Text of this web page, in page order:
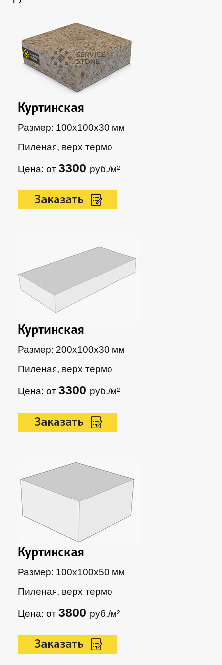
Куртинская
Размер: 100х100х30 мм
Пиленая, верх термо
Цена: от3300 руб./м²
Куртинская
Размер: 200х100х30 мм
Пиленая, верх термо
Цена: от3300 руб./м²
Куртинская
Размер: 100х100х50 мм
Пиленая, верх термо
Цена: от3800 руб./м²